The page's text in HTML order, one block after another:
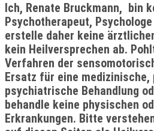
Ich, Renate Bruckmann, bin
Psychotherapeut,
erstelle daher keine
kein Heilversprechen ab.
Verfahren der
Ersatz für eine
psychiatrische Behandlung
behandle keine physischen
Erkrankungen. Bitte